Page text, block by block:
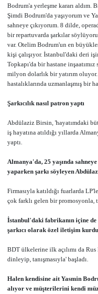
Bodrum'a yerleşme kararı aldım.
Şimdi Bodrum'da yaşıyorum ve
sahneye çıkıyorum. 8 dilde,
bir repartuvarda şarkılar
var. Otelim Bodrum'un en
kişi çalışıyor. İstanbul'daki deri
Topkapı'da bir hastane
milyon dolarlık bir yatırım
hastalıklarında uzmanlaşmış bir
Şarkıcılık nasıl patron yaptı
Abdülaziz Birsin, 'hayatımdaki
iş hayatına atıldığı yıllarda
yaptı.
Almanya'da, 25 yaşında
yaparken şarkı söyleyen
Firmasıyla katıldığı fuarlarda
çok farklı gelen bir promosyonla,
İstanbul'daki fabrikanın içine
şarkıcı olarak özel iletişim
BDT ülkelerine ilk açılımı da
dinleyip, tanışmasıyla' başladı.
Halen kendisine ait Yasmin
alıyor ve müşterilerini kendi